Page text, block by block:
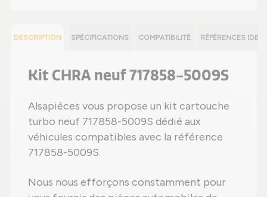
DESCRIPTION SPÉCIFICATIONS COMPATIBILITÉ RÉFÉRENCES
Kit CHRA neuf 717858-5009S
Alsapièces vous propose un kit cartouche
turbo neuf 717858-5009S dédié aux
véhicules compatibles avec la référence
717858-5009S.
Nous nous efforçons constamment pour